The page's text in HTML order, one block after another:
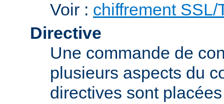
Voir : chiffrement SSL/
Directive
Une commande de
plusieurs aspects du
directives sont